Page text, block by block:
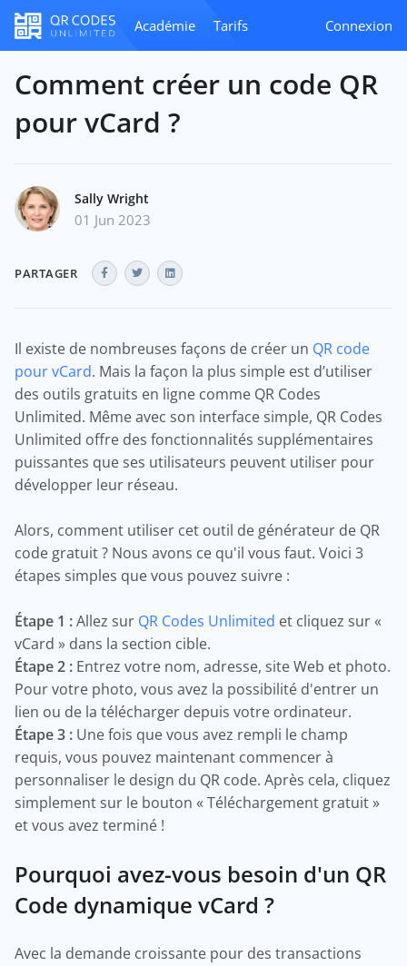
Académie Tarifs Connexion
Comment créer un code QR
pour vCard ?
Sally Wright
01 Jun 2023
PARTAGER
Il existe de nombreuses façons de créer un QR code
pour vCard. Mais la façon la plus simple est d’utiliser
des outils gratuits en ligne comme QR Codes
Unlimited. Même avec son interface simple, QR Codes
Unlimited offre des fonctionnalités supplémentaires
puissantes que ses utilisateurs peuvent utiliser pour
développer leur réseau.
Alors, comment utiliser cet outil de générateur de QR
code gratuit ? Nous avons ce qu'il vous faut. Voici 3
étapes simples que vous pouvez suivre :
Étape 1 :Allez sur QR Codes Unlimited et cliquez sur «
vCard » dans la section cible.
Étape 2 : Entrez votre nom, adresse, site Web et photo.
Pour votre photo, vous avez la possibilité d'entrer un
lien ou de la télécharger depuis votre ordinateur.
Étape 3 : Une fois que vous avez rempli le champ
requis, vous pouvez maintenant commencer à
personnaliser le design du QR code. Après cela, cliquez
simplement sur le bouton « Téléchargement gratuit »
et vous avez terminé !
Pourquoi avez-vous besoin d'un QR
Code dynamique vCard ?
Avec la demande croissante pour des transactions